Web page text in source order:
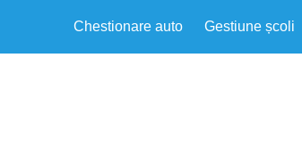
Chestionare auto Gestiune școli